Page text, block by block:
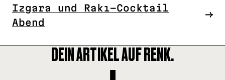
Izgara und Rakı-Cocktail
Abend
DEIN ARTIKEL AUF RENK.